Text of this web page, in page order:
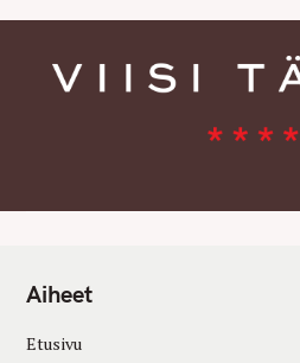
Aiheet
Etusivu